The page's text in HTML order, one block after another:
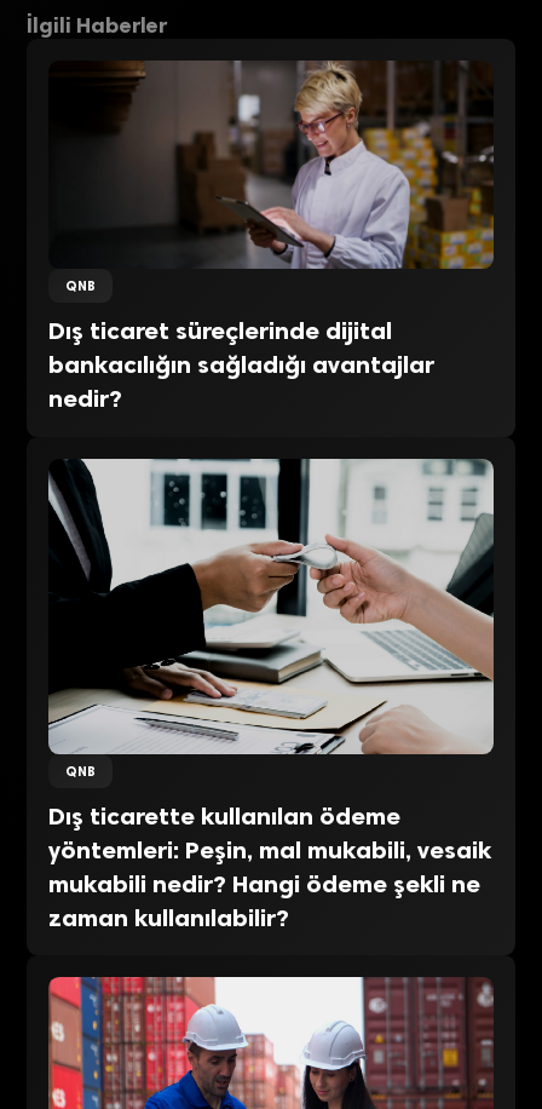
İlgili Haberler
QNB
Dış ticaret süreçlerinde dijital
bankacılığın sağladığı avantajlar
nedir?
QNB
Dış ticarette kullanılan ödeme
yöntemleri: Peşin, mal mukabili, vesaik
mukabili nedir? Hangi ödeme şekli ne
zaman kullanılabilir?